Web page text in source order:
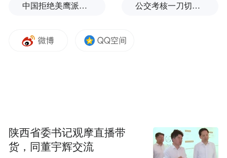
中国拒绝美鹰派副防长访华？弦外之音被热议 公交考核一刀切司机不敢开空调：别把压力转嫁一线员工
陕西省委书记观摩直播带
货，同董宇辉交流